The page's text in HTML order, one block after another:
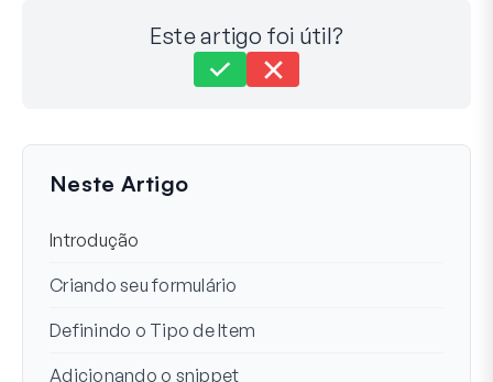
Este artigo foi útil?
Última atualização em 19 de jul. de 2023
Neste Artigo
Introdução
Criando seu formulário
Definindo o Tipo de Item
Adicionando o snippet